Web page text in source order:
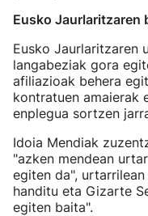
Eusko Jaurlaritzaren
Eusko Jaurlaritzaren
langabeziak gora
afiliazioak behera
kontratuen amaierak
enplegua sortzen
Idoia Mendiak
"azken mendean
egiten da",
handitu eta Gizarte
egiten baita".